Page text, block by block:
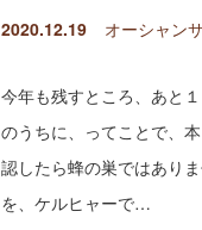
2020.12.19 オーシャン
今年も残すところ、あと
のうちに、ってことで、
認したら蜂の巣ではあり
を、ケルヒャーで…